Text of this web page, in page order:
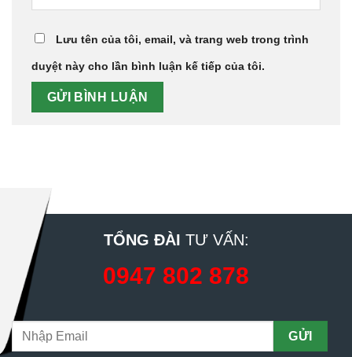
Lưu tên của tôi, email, và trang web trong trình
duyệt này cho lần bình luận kế tiếp của tôi.
TỔNG ĐÀI TƯ VẤN:
0947 802 878